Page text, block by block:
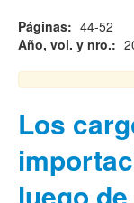
Páginas: 44-52
Año, vol. y nro.:
Los